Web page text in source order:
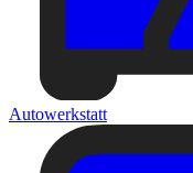
Autowerkstatt